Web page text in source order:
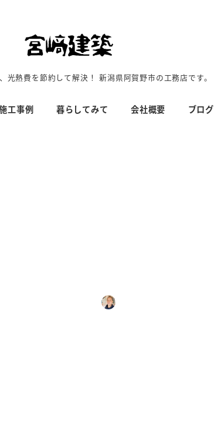
光熱費を節約して解決！ 新潟県阿賀野市の工務店です。
工事例 暮らしてみて 会社概要 ブログ
著